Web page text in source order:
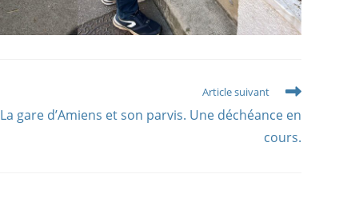
Article suivant
La gare d’Amiens et son parvis. Une déchéance en
cours.